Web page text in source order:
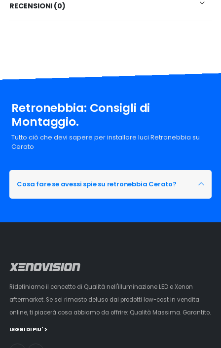
RECENSIONI (0)
Retronebbia: Consigli di
Montaggio.
Tutto ciò che devi sapere per installare luci Retronebbia su
Cerato
Cosa fare se avessi spie su retronebbia Cerato?
Ridefiniamo il concetto di Qualità nell'illuminazione LED e Xenon
aftermarket. Se sei rimasto deluso dai prodotti low-cost in vendita
online, ti piacerà cosa abbiamo da offrire: Qualità Massima. Garantito.
LEGGI DI PIU'